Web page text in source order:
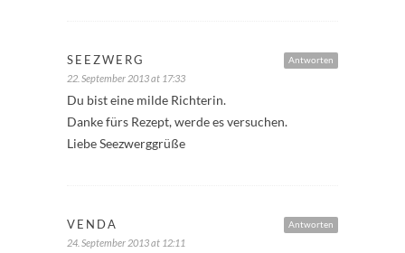
Antworten
SEEZWERG
22. September 2013 at 17:33
Du bist eine milde Richterin.
Danke fürs Rezept, werde es versuchen.
Liebe Seezwerggrüße
Antworten
VENDA
24. September 2013 at 12:11